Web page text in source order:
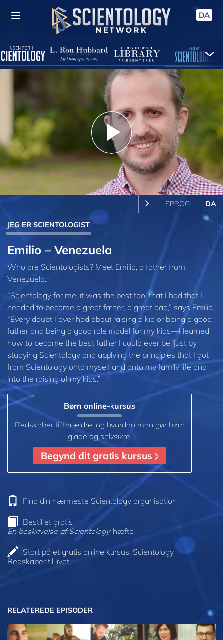
DA
Play
Video
SPROG: DA
JEG ER SCIENTOLOGIST
Emilio – Venezuela
Who are Scientologists? Meet Emilio, a father from
Venezuela.
“Scientology for me, it was the best tool that I had that I
needed to become a great father, a great dad,” says Emilio.
“Every doubt I ever had about raising a kid or being a good
father and being a good role model for my kids—I learned
how to become the best father I could ever be, just by
studying Scientology and applying the principles that I got
from Scientology onto myself and onto my family life and
into the raising of my kids.”
Børn online-kursus
Redskaber til forældre, og hvordan man gør børn
glade og selvsikre.
Begynd dit gratis kursus
Find din nærmeste Scientology organisation
Bestil et gratis
En beskrivelse af Scientology-hæfte
Start på et gratis online kursus: Scientology
Redskaber til livet
RELATEREDE EPISODER